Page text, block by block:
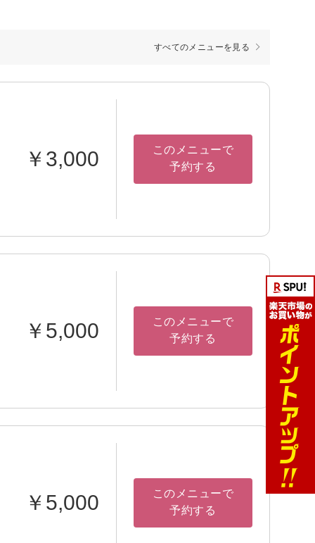
すべてのメニューを見る
￥3,000
このメニューで
予約する
￥5,000
このメニューで
予約する
￥5,000
このメニューで
予約する